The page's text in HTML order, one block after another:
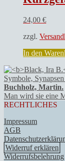
24,00 €
zzgl.
In den
Symbole,
Buchholz, Martin.
Man wird sie eine
RECHTLICHES
Impressum
AGB
Widerruf erklären
Widerrufsbelehrung